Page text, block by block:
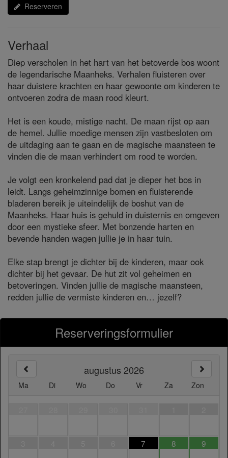
Reserveren
Verhaal
Diep verscholen in het hart van het betoverde bos woont
de legendarische Maanheks. Verhalen fluisteren over
haar duistere krachten en haar gewoonte om kinderen te
ontvoeren zodra de maan rood kleurt.
Het is een koude, mistige nacht. De maan rijst op aan
de hemel. Jullie moedige mensen zijn vastbesloten om
de uitdaging aan te gaan en de magische maansteen te
vinden die de maan verhindert om rood te worden.
Je volgt een kronkelend pad dat je dieper het bos in
leidt. Langs geheimzinnige bomen en fluisterende
bladeren bereik je uiteindelijk de boshut van de
Maanheks. Haar huis is gehuld in duisternis en omgeven
door een mystieke sfeer. Met bonzende harten en
bevende handen wagen jullie je in haar tuin.
Elke stap brengt je dichter bij de kinderen, maar ook
dichter bij het gevaar. De hut zit vol geheimen en
betoveringen. Vinden jullie de magische maansteen,
redden jullie de vermiste kinderen en… jezelf?
Reserveringsformulier
augustus 2026
Ma Di Wo Do Vr Za Zon
7 8 9